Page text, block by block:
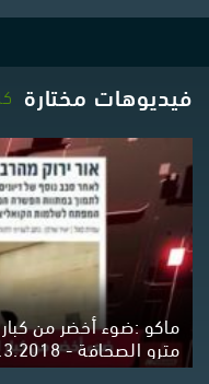
فيديوهات مختارة
ماكو :ضوء أخضر من
مترو الصحافة - 12.3.2018، مساواة